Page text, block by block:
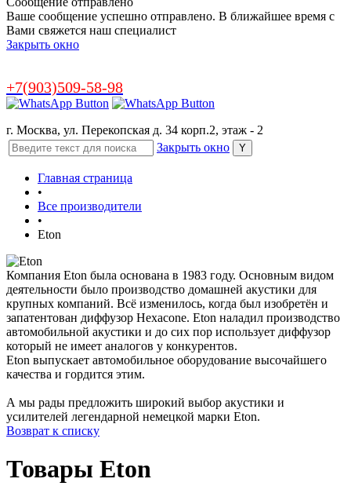
Ваше сообщение успешно отправлено. В ближайшее время с
Вами свяжется наш специалист
Закрыть окно
+7(903)509-58-98
г. Москва, ул. Перекопская д. 34 корп.2, этаж - 2
Закрыть окно
Главная страница
•
Все производители
•
Eton
Компания Eton была основана в 1983 году. Основным видом
деятельности было производство домашней акустики для
крупных компаний. Всё изменилось, когда был изобретён и
запатентован диффузор Hexacone. Eton наладил производство
автомобильной акустики и до сих пор использует диффузор
который не имеет аналогов у конкурентов.
Eton выпускает автомобильное оборудование высочайшего
качества и гордится этим.
А мы рады предложить широкий выбор акустики и
усилителей легендарной немецкой марки Eton.
Возврат к списку
Товары Eton